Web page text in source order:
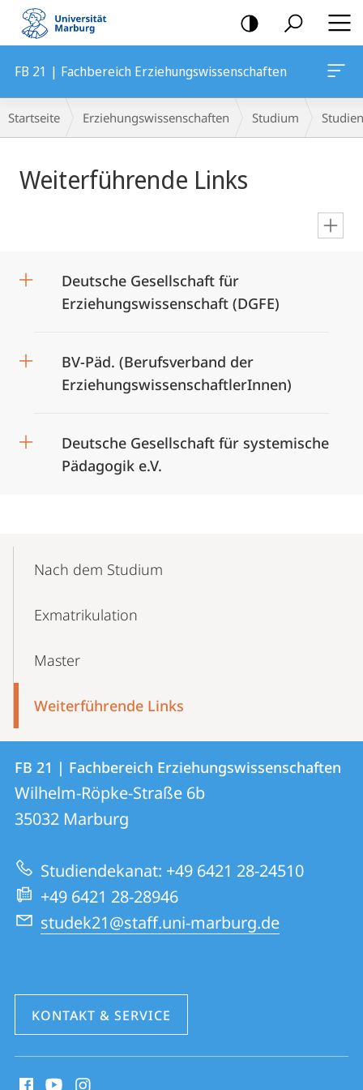
Mobile-
Navigation
FB 21 | Fachbereich Erziehungswissenschaften
Breadcrumb-
Navigation
Startseite Erziehungswissenschaften Studium
Weiterführende Links
Deutsche Gesellschaft für
Erziehungswissenschaft (DGFE)
BV-Päd. (Berufsverband der
ErziehungswissenschaftlerInnen)
Deutsche Gesellschaft für systemische
Pädagogik e.V.
NavigationNach dem Studium
Exmatrikulation
Master
Weiterführende Links
Kontakt
und
Informationen
zur
Website
Kontaktinformationen
FB
21
|
Fachbereich
Erziehungswissenschaften
FB 21 | Fachbereich Erziehungswissenschaften
Wilhelm-Röpke-Straße 6b
35032 Marburg
Studiendekanat: +49 6421 28-24510
+49 6421 28-28946
studek21@staff.uni-marburg.de
KONTAKT & SERVICE